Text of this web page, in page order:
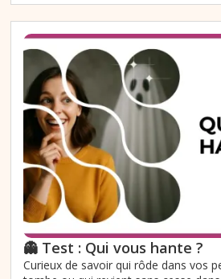
👻 Test : Qui vous hante ?
Curieux de savoir qui rôde dans vos